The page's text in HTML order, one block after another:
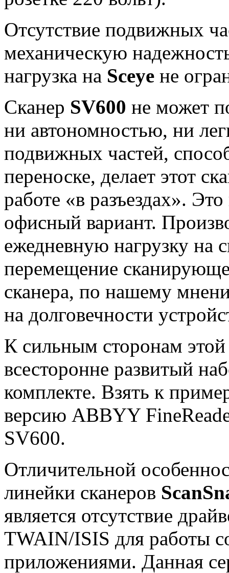
Отсутствие подвижных
механическую
нагрузка на Sceye не
Сканер SV600 не может
ни автономностью, ни
подвижных частей,
переноске, делает этот
работе «в разъездах».
офисный вариант.
ежедневную нагрузку на
перемещение
сканера, по нашему
на долговечности
К сильным сторонам
всесторонне развитый
комплекте. Взять к
версию ABBYY
SV600.
Отличительной
линейки сканеров
является отсутствие
TWAIN/ISIS для работы
приложениями. Данная